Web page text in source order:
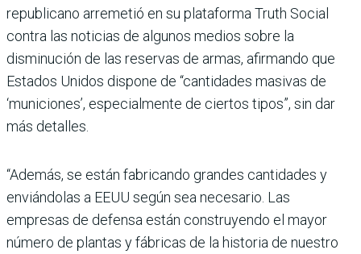
republicano arremetió en su plataforma Truth Social
contra las noticias de algunos medios sobre la
disminución de las reservas de armas, afirmando que
Estados Unidos dispone de “cantidades masivas de
‘municiones’, especialmente de ciertos tipos”, sin dar
más detalles.
“Además, se están fabricando grandes cantidades y
enviándolas a EEUU según sea necesario. Las
empresas de defensa están construyendo el mayor
número de plantas y fábricas de la historia de nuestro